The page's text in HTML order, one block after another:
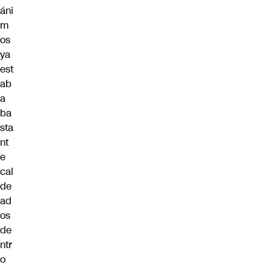
áni
m
os
ya
est
ab
a
ba
sta
nt
e
cal
de
ad
os
de
ntr
o